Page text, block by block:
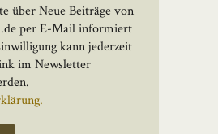
über Neue Beiträge von
per E-Mail informiert
kann jederzeit
im Newsletter